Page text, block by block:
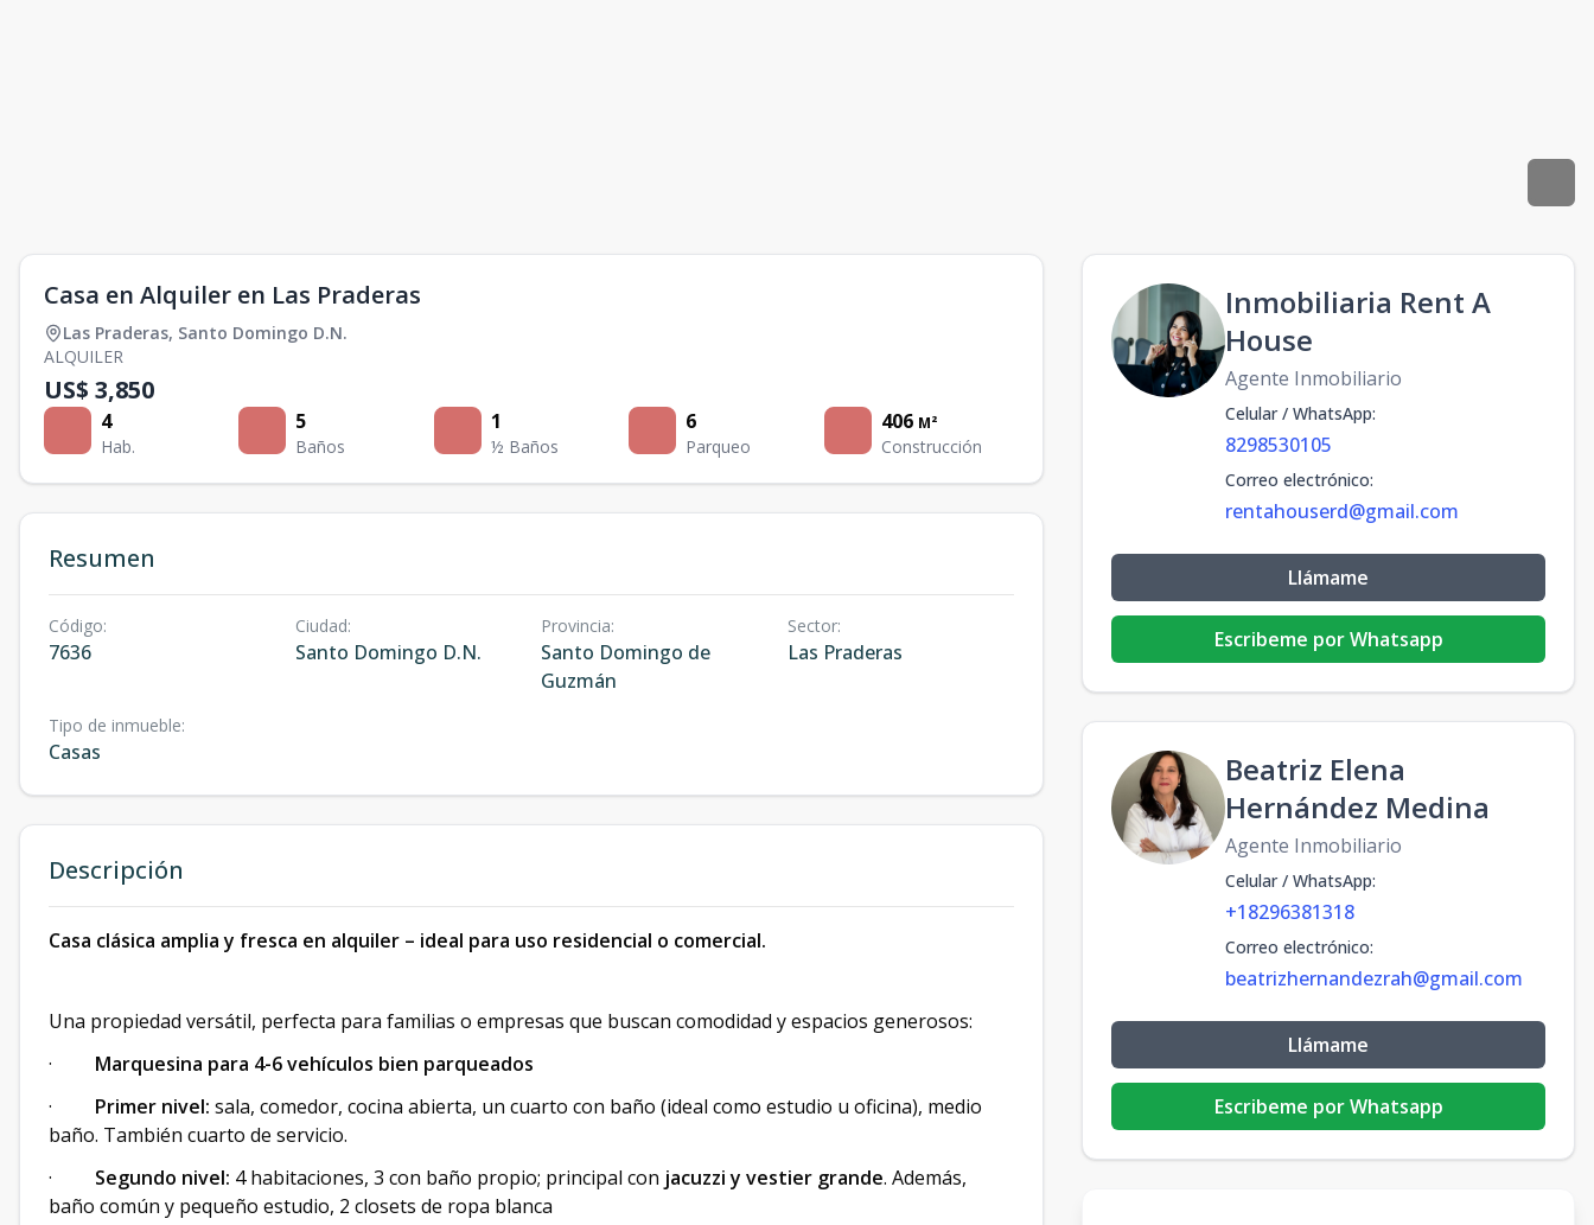
Casa en Alquiler en Las Praderas
Las Praderas, Santo Domingo D.N.
ALQUILER
US$ 3,850
4
Hab.
5
Baños
1
½ Baños
6
Parqueo
406 M²
Construcción
Resumen
Código:
7636
Ciudad:
Santo Domingo D.N.
Provincia:
Santo Domingo de
Guzmán
Sector:
Las Praderas
Tipo de inmueble:
Casas
Descripción
Casa clásica amplia y fresca en alquiler – ideal para uso residencial o comercial.
Una propiedad versátil, perfecta para familias o empresas que buscan comodidad y espacios generosos:
· Marquesina para 4-6 vehículos bien parqueados
· Primer nivel: sala, comedor, cocina abierta, un cuarto con baño (ideal como estudio u oficina), medio
baño. También cuarto de servicio.
· Segundo nivel: 4 habitaciones, 3 con baño propio; principal con jacuzzi y vestier grande. Además,
baño común y pequeño estudio, 2 closets de ropa blanca
Inmobiliaria Rent A
House
Agente Inmobiliario
Celular / WhatsApp:
8298530105
Correo electrónico:
rentahouserd@gmail.com
Llámame
Escribeme por Whatsapp
Beatriz Elena
Hernández Medina
Agente Inmobiliario
Celular / WhatsApp:
+18296381318
Correo electrónico:
beatrizhernandezrah@gmail.com
Llámame
Escribeme por Whatsapp